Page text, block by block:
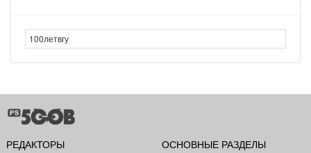
РЕДАКТОРЫ ОСНОВНЫЕ РАЗДЕЛЫ